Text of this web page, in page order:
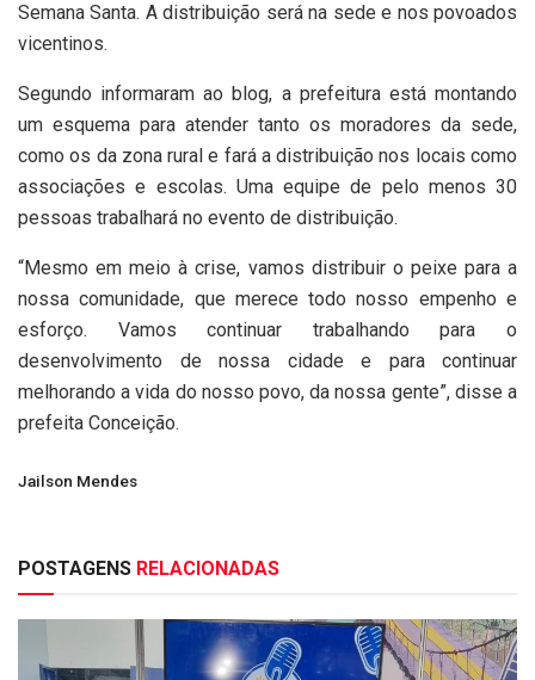
Semana Santa. A distribuição será na sede e nos povoados
vicentinos.
Segundo informaram ao blog, a prefeitura está montando
um esquema para atender tanto os moradores da sede,
como os da zona rural e fará a distribuição nos locais como
associações e escolas. Uma equipe de pelo menos 30
pessoas trabalhará no evento de distribuição.
“Mesmo em meio à crise, vamos distribuir o peixe para a
nossa comunidade, que merece todo nosso empenho e
esforço. Vamos continuar trabalhando para o
desenvolvimento de nossa cidade e para continuar
melhorando a vida do nosso povo, da nossa gente”, disse a
prefeita Conceição.
Jailson Mendes
POSTAGENS RELACIONADAS